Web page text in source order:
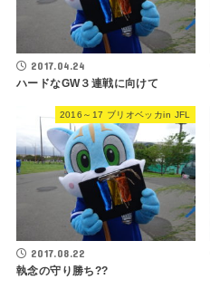
2017.04.24
ハードなGW３連戦に向けて
2016～17 ブリオベッカin JFL
2017.08.22
執念の守り勝ち??